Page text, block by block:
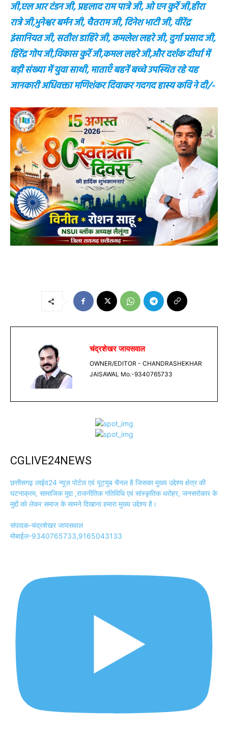
जी,एल आर टंडन जी, प्रहलाद राम पात्रे जी, ओ एन कुर्रे जी,हीरा
रात्रे जी,भुनेश्वर बर्मन जी, चैतराम जी, दिनेश भाटी जी, वीरेंद्र
इंसानियत जी, सतीश डाहिरे जी, कमलेश लहरे जी, दुर्गा प्रसाद जी,
हिरेंद्र गोप जी,विकास कुर्रे जी,कमल लहरे जी,और दर्शक दीर्घा में
बड़ी संख्या में युवा साथी, माताएँ बहनें बच्चे उपस्थित रहे यह
जानकारी अधिवक्ता मणिशंकर दिवाकर गदगद हास्य कवि ने दी/-
चंद्रशेखर जायसवाल
OWNER/EDITOR - CHANDRASHEKHAR
JAISAWAL Mo.-9340765733
CGLIVE24NEWS
छत्तीसगढ़ लाईव24 न्यूज़ पोर्टल एवं यूट्यूब चैनल है जिसका मुख्य उद्देश्य क्षेत्र की
घटनाक्रम, सामाजिक मुद्दा ,राजनीतिक गतिविधि एवं सांस्कृतिक धरोहर, जनसरोकार के
मुद्दों को लेकर समाज के सामने दिखाना हमारा मुख्य उद्देश्य है।
संपादक-चंद्रशेखर जायसवाल
मोबाईल-9340765733,9165043133